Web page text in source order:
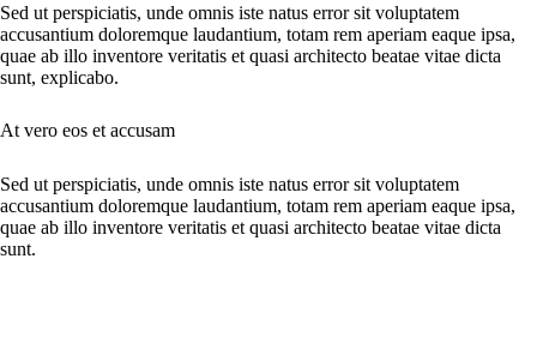
Sed ut perspiciatis, unde omnis iste natus error sit voluptatem
accusantium doloremque laudantium, totam rem aperiam eaque ipsa,
quae ab illo inventore veritatis et quasi architecto beatae vitae dicta
sunt, explicabo.
At vero eos et accusam
Sed ut perspiciatis, unde omnis iste natus error sit voluptatem
accusantium doloremque laudantium, totam rem aperiam eaque ipsa,
quae ab illo inventore veritatis et quasi architecto beatae vitae dicta
sunt.